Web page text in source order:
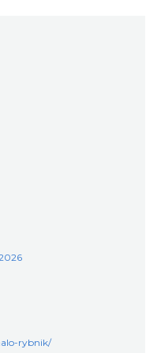
PÓŁ i teatrze
NA SEZON
rybnik/